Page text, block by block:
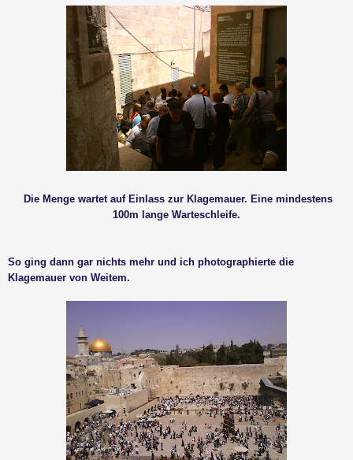
Die Menge wartet auf Einlass zur Klagemauer. Eine mindestens
100m lange Warteschleife.
So ging dann gar nichts mehr und ich photographierte die
Klagemauer von Weitem.